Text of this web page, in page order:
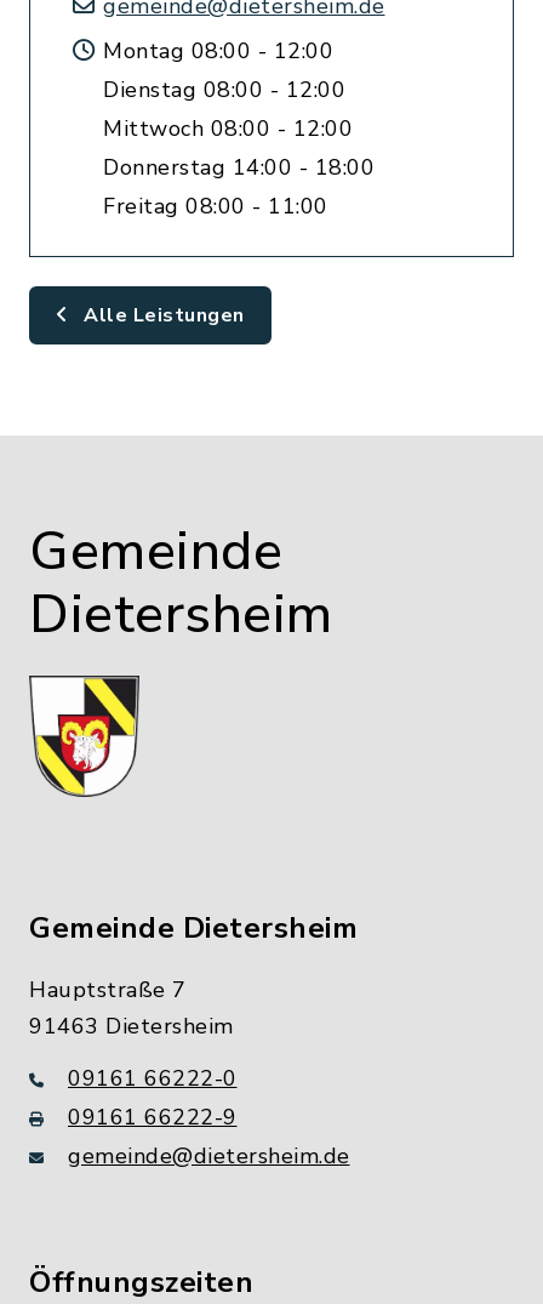
gemeinde@dietersheim.de
Montag 08:00 - 12:00
Dienstag 08:00 - 12:00
Mittwoch 08:00 - 12:00
Donnerstag 14:00 - 18:00
Freitag 08:00 - 11:00
Alle Leistungen
Gemeinde
Dietersheim
Gemeinde Dietersheim
Hauptstraße 7
91463 Dietersheim
09161 66222-0
09161 66222-9
gemeinde@dietersheim.de
Öffnungszeiten